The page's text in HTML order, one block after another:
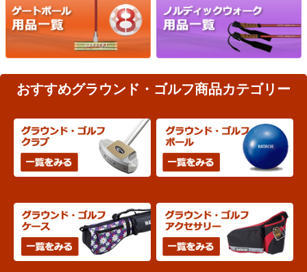
おすすめグラウンド・ゴルフ商品カテゴリー